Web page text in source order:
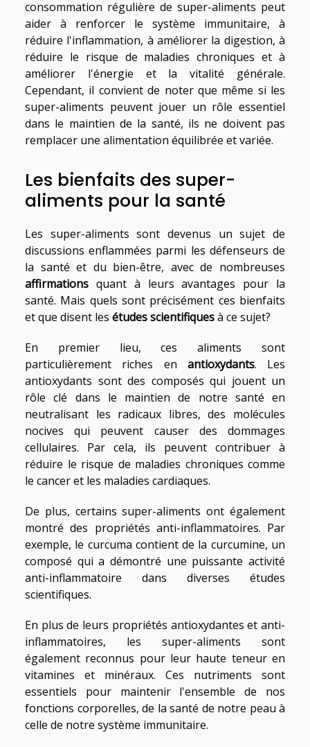
consommation régulière de super-aliments peut
aider à renforcer le système immunitaire, à
réduire l'inflammation, à améliorer la digestion, à
réduire le risque de maladies chroniques et à
améliorer l'énergie et la vitalité générale.
Cependant, il convient de noter que même si les
super-aliments peuvent jouer un rôle essentiel
dans le maintien de la santé, ils ne doivent pas
remplacer une alimentation équilibrée et variée.
Les bienfaits des super-
aliments pour la santé
Les super-aliments sont devenus un sujet de
discussions enflammées parmi les défenseurs de
la santé et du bien-être, avec de nombreuses
affirmations quant à leurs avantages pour la
santé. Mais quels sont précisément ces bienfaits
et que disent les études scientifiquesà ce sujet?
En premier lieu, ces aliments sont
particulièrement riches en antioxydants. Les
antioxydants sont des composés qui jouent un
rôle clé dans le maintien de notre santé en
neutralisant les radicaux libres, des molécules
nocives qui peuvent causer des dommages
cellulaires. Par cela, ils peuvent contribuer à
réduire le risque de maladies chroniques comme
le cancer et les maladies cardiaques.
De plus, certains super-aliments ont également
montré des propriétés anti-inflammatoires. Par
exemple, le curcuma contient de la curcumine, un
composé qui a démontré une puissante activité
anti-inflammatoire dans diverses études
scientifiques.
En plus de leurs propriétés antioxydantes et anti-
inflammatoires, les super-aliments sont
également reconnus pour leur haute teneur en
vitamines et minéraux. Ces nutriments sont
essentiels pour maintenir l'ensemble de nos
fonctions corporelles, de la santé de notre peau à
celle de notre système immunitaire.